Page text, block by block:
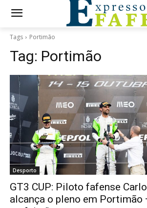
Tags Portimão
Tag: Portimão
Desporto
GT3 CUP: Piloto fafense
alcança o pleno em Portimão